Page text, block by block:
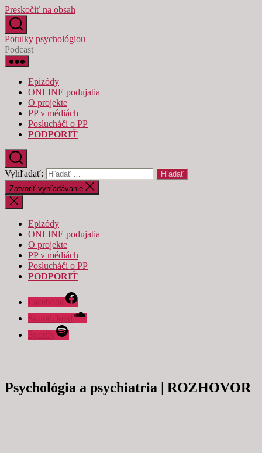
Preskočiť na obsah
Potulky psychológiou
Podcast
Epizódy
ONLINE podujatia
O projekte
PP v médiách
Poslucháči o PP
PODPORIŤ
Vyhľadať:
Zatvoriť vyhľadávanie
Epizódy
ONLINE podujatia
O projekte
PP v médiách
Poslucháči o PP
PODPORIŤ
Facebook
Soundcloud
Spotify
Psychológia a psychiatria | ROZHOVOR
Nevyhnutné
fungovanie
webovej